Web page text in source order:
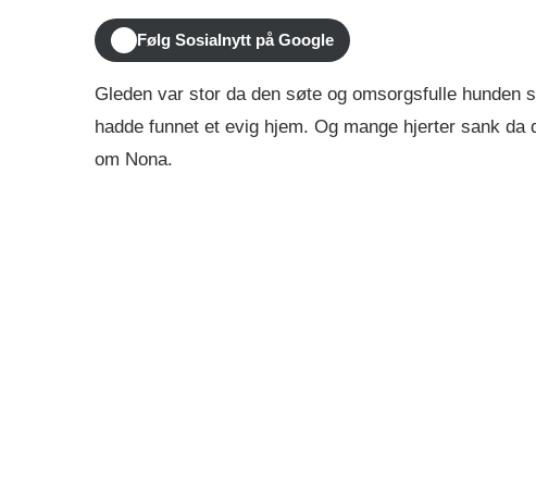
Følg Sosialnytt på Google
Gleden var stor da den søte og omsorgsfulle hunden
hadde funnet et evig hjem. Og mange hjerter sank
om Nona.